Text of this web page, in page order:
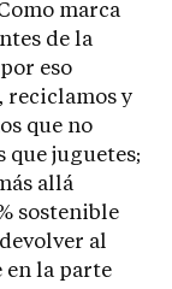
marca
de la
eso
reciclamos y
que no
que juguetes;
allá
sostenible
al
en la parte